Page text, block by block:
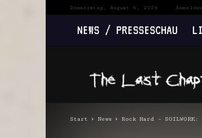
Donnerstag, August 6, 2026
NEWS / PRESSESCHAU
Last
Chapter
Start News Rock Hard –